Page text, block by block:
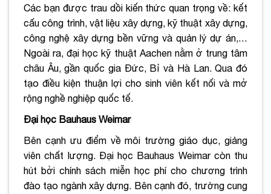
Các bạn được trau dồi kiến thức quan trọng về: kết
cấu công trình, vật liệu xây dựng, kỹ thuật xây dựng,
công nghệ xây dựng bền vững và quản lý dự án,…
Ngoài ra, đại học kỹ thuật Aachen nằm ở trung tâm
châu Âu, gần quốc gia Đức, Bỉ và Hà Lan. Qua đó
tạo điều kiện thuận lợi cho sinh viên kết nối và mở
rộng nghề nghiệp quốc tế.
Đại học Bauhaus Weimar
Bên cạnh ưu điểm về môi trường giáo dục, giảng
viên chất lượng. Đại học Bauhaus Weimar còn thu
hút bởi chính sách miễn học phí cho chương trình
đào tạo ngành xây dựng. Bên cạnh đó, trường cung